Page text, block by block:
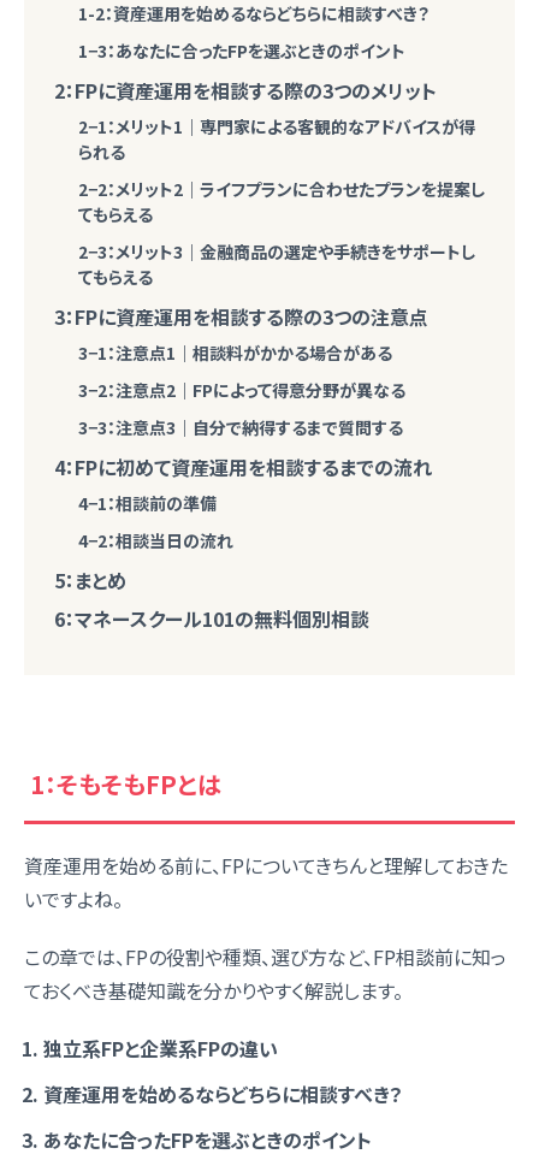
1-2：資産運用を始めるならどちらに相談すべき？
1−3：あなたに合ったFPを選ぶときのポイント
2：FPに資産運用を相談する際の3つのメリット
2−1：メリット1｜専門家による客観的なアドバイスが得
られる
2−2：メリット2｜ライフプランに合わせたプランを提案し
てもらえる
2−3：メリット3｜金融商品の選定や手続きをサポートし
てもらえる
3：FPに資産運用を相談する際の3つの注意点
3−1：注意点1｜相談料がかかる場合がある
3−2：注意点2｜FPによって得意分野が異なる
3−3：注意点3｜自分で納得するまで質問する
4：FPに初めて資産運用を相談するまでの流れ
4−1：相談前の準備
4−2：相談当日の流れ
5：まとめ
6：マネースクール101の無料個別相談
1：そもそもFPとは
資産運用を始める前に、FPについてきちんと理解しておきた
いですよね。
この章では、FPの役割や種類、選び方など、FP相談前に知っ
ておくべき基礎知識を分かりやすく解説します。
独立系FPと企業系FPの違い
資産運用を始めるならどちらに相談すべき？
あなたに合ったFPを選ぶときのポイント